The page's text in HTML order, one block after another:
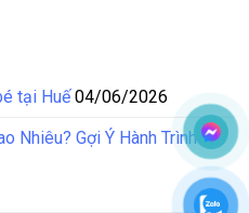
tại Huế 04/06/2026
Nhiêu? Gợi Ý Hành Trình Tại